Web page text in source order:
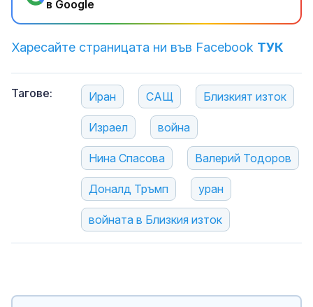
в Google
Харесайте страницата ни във Facebook ТУК
Тагове: Иран САЩ Близкият изток
Израел война
Нина Спасова Валерий Тодоров
Доналд Тръмп уран
войната в Близкия изток